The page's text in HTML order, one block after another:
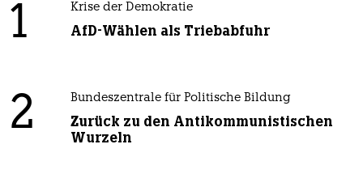
1 Krise der Demokratie
AfD-Wählen als Triebabfuhr
2 Bundeszentrale für Politische Bildung
Zurück zu den Antikommunistischen
Wurzeln